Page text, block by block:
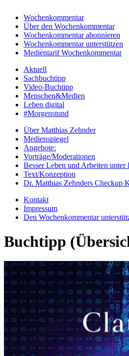
Wochenkommentar
Über den Wochenkommentar
Wochenkommentar abonnieren
Wochenkommentar unterstützen
Medientarif Wochenkommentar
Aktuell
Sachbuchtipp
Video-Buchtipp
Menschen&Medien
Leben digital
#Morgenstund
Über Matthias Zehnder
Medienspiegel
Angebote:
Vorträge/Moderationen
Besser Leben und Arbeiten unter
Text/Konzeption
Dr. Matthias Zehnders Checkup
Kontakt
Impressum
Den Wochenkommentar
Buchtipp